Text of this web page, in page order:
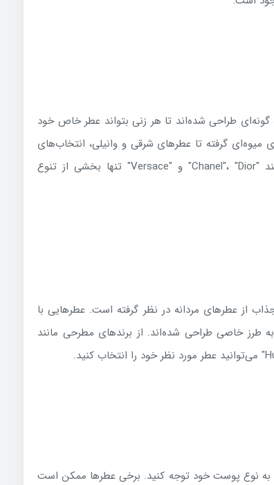
گونه‌ای طراحی شده‌اند تا هر زنی بتواند عطر خاص خود
میوه‌ای گرفته تا عطرهای شرقی و وانیلی، انتخاب‌های
متنوعی در دسترس است. برندهایی مانند "Chanel"، "Dior" و "Versace" تنها بخشی از تنوع
از عطرهای مردانه در نظر گرفته است. عطرهایی با
طرز خاصی طراحی شده‌اند. از برندهای مطرحی مانند
به نوع پوست خود توجه کنید. برخی عطرها ممکن است